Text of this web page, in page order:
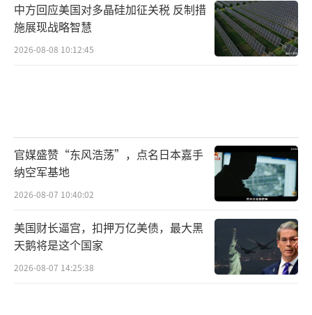
中方回应美国对多晶硅加征关税 反制措
施展现战略智慧
2026-08-08 10:12:45
官媒盛赞“东风浩荡”，点名日本嘉手
纳空军基地
2026-08-07 10:40:02
美国财长逼宫，扣押万亿美债，最大黑
天鹅将是这个国家
2026-08-07 14:25:38